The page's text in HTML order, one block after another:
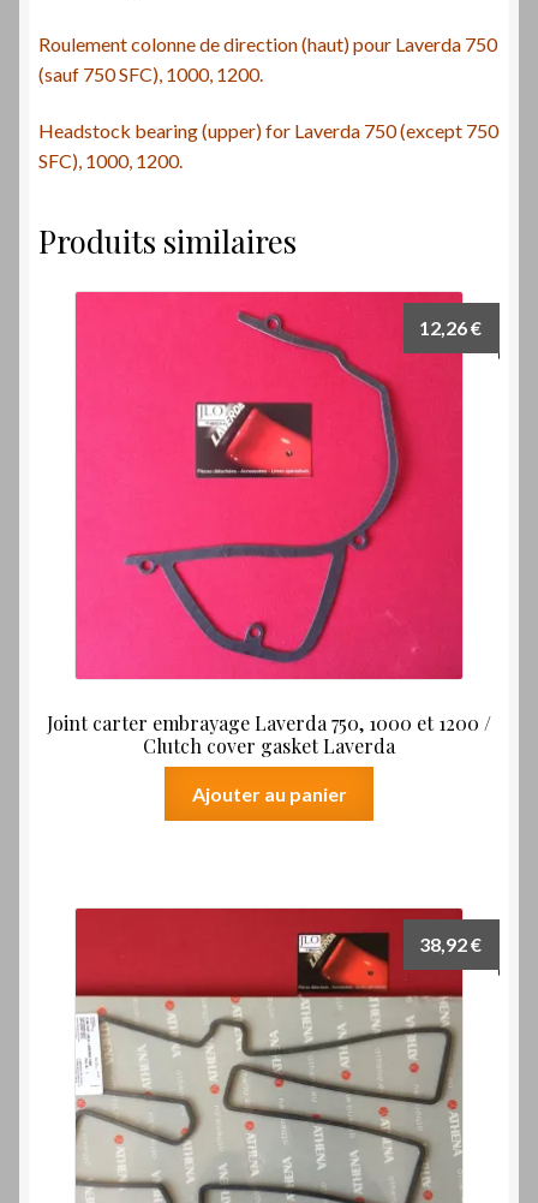
Roulement colonne de direction (haut) pour Laverda 750
(sauf 750 SFC), 1000, 1200.
Headstock bearing (upper) for Laverda 750 (except 750
SFC), 1000, 1200.
Produits similaires
Joint carter embrayage Laverda 750, 1000 et 1200 /
Clutch cover gasket Laverda
12,26€
Ajouter au panier
38,92€